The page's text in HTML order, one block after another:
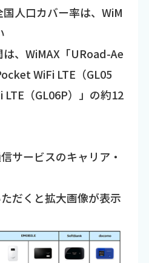
国人口カバー率は、WiM
は、WiMAX「URoad-Ae
WiFi LTE（GL05
（GL06P）」の約12
サービスのキャリア・
だくと拡大画像が表示